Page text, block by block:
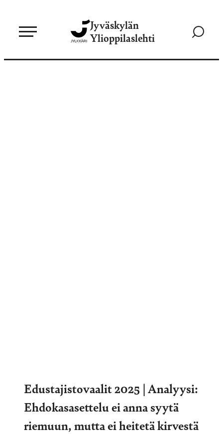
sisältöön
Jyväskylän
Ylioppilaslehti
Siirry
Edustajistovaalit 2025 | Analyysi:
Ehdokasasettelu ei anna syytä
riemuun, mutta ei heitetä kirvestä